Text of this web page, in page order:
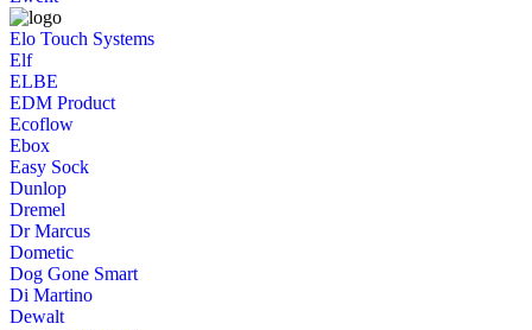
Elo Touch Systems
Elf
ELBE
EDM Product
Ecoflow
Ebox
Easy Sock
Dunlop
Dremel
Dr Marcus
Dometic
Dog Gone Smart
Di Martino
Dewalt